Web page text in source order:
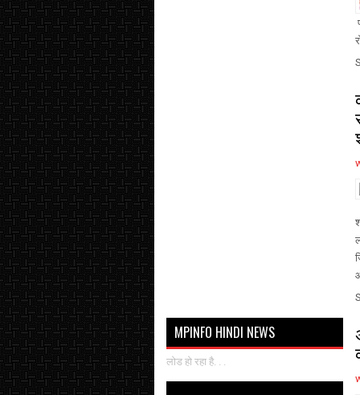
MPINFO HINDI NEWS
लोड हो रहा है. . .